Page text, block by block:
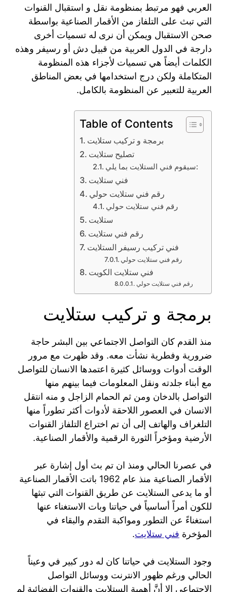
العربي فهو مرتبط بمنظومة نقل و استقبال القنوات
التي تبث على التلفاز من الأقمار الصناعية بواسطة
صحن الاستقبال ويمكن أن نرى له تسميات أخرى
دارجة في الدول العربية من قبيل دش أو رسيفر وهذه
الكلمات أيضاً هي تسميات لأجزاء هذه المنظومة
المتكاملة ولكن درج استخدامها في بعض المناطق
العربية للتعبير عن المنظومة بالكامل.
Table of Contents
برمجة و تركيب ستلايت
تصليح ستلايت
سيقوم فني الستلايت بما يلي:
فني ستلايت
رقم فني ستلايت حولي
رقم فني ستلايت حولي
ستلايت
رقم فني ستلايت
فني تركيب رسيفر الستلايت
رقم فني ستلايت حولي
فني ستلايت الكويت
رقم فني ستلايت حولي
برمجة و تركيب ستلايت
منذ القدم كان التواصل الاجتماعي بين البشر حاجة
ضرورية وفطرية نشأت معه. وقد ظهرت مع مرور
الوقت أدوات ووسائل كثيرة اعتمدها الانسان للتواصل
مع أبناء جلدته ونقل المعلومات فيما بينهم منها
التواصل بالدخان ومن ثم الحمام الزاجل و منه انتقل
الانسان في العصور اللاحقة لأدوات أكثر تطوراً منها
التلغراف والهاتف إلى أن تم اختراع التلفاز القنوات
الأرضية ومؤخراً الثورة الرقمية والأقمار الصناعية.
في عصرنا الحالي ومنذ ان تم بث أول إشارة عبر
الأقمار الصناعية منذ عام 1962 باتت الأقمار الصناعية
أو ما يدعى الستلايت عن طريق القنوات التي تبثها
للكون أمراً أساسياً في حياتنا وبات الاستغناء عنها
استغناءً عن التطور ومواكبة التقدم والبقاء في
المؤخرة فني ستلايت.
وجود الستلايت في حياتنا كان له دور كبير في وعيناً
الحالي ورغم ظهور الانترنت ووسائل التواصل
الاجتماعي إلا أنَّ أهمية الستلايت والقنوات الفضائية لم